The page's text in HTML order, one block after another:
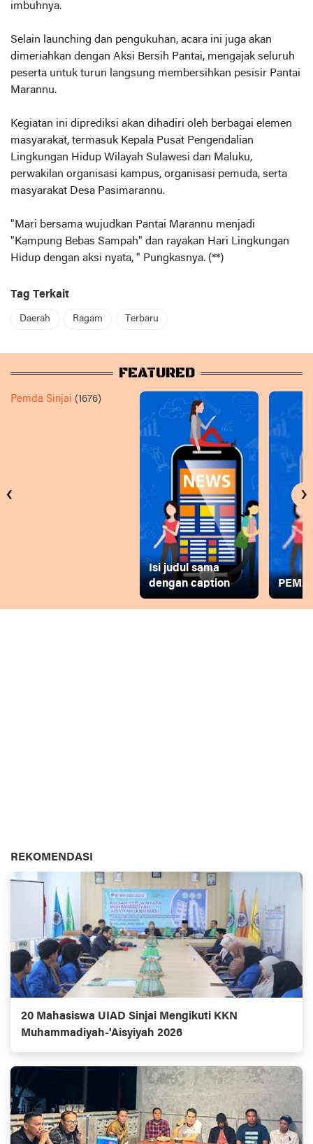
imbuhnya.
Selain launching dan pengukuhan, acara ini juga akan
dimeriahkan dengan Aksi Bersih Pantai, mengajak seluruh
peserta untuk turun langsung membersihkan pesisir Pantai
Marannu.
Kegiatan ini diprediksi akan dihadiri oleh berbagai elemen
masyarakat, termasuk Kepala Pusat Pengendalian
Lingkungan Hidup Wilayah Sulawesi dan Maluku,
perwakilan organisasi kampus, organisasi pemuda, serta
masyarakat Desa Pasimarannu.
"Mari bersama wujudkan Pantai Marannu menjadi
"Kampung Bebas Sampah" dan rayakan Hari Lingkungan
Hidup dengan aksi nyata, " Pungkasnya. (**)
Tag Terkait
Daerah Ragam Terbaru
FEATURED
Pemda Sinjai (1676)
Isi judul sama
dengan caption
‹ ›
REKOMENDASI
20 Mahasiswa UIAD Sinjai Mengikuti KKN
Muhammadiyah-'Aisyiyah 2026